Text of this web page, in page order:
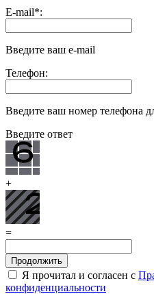
E-mail*:
Введите ваш e-mail
Телефон:
Введите ваш номер телефона
Введите ответ
+
=
Я прочитал и согласен с
конфиденциальности